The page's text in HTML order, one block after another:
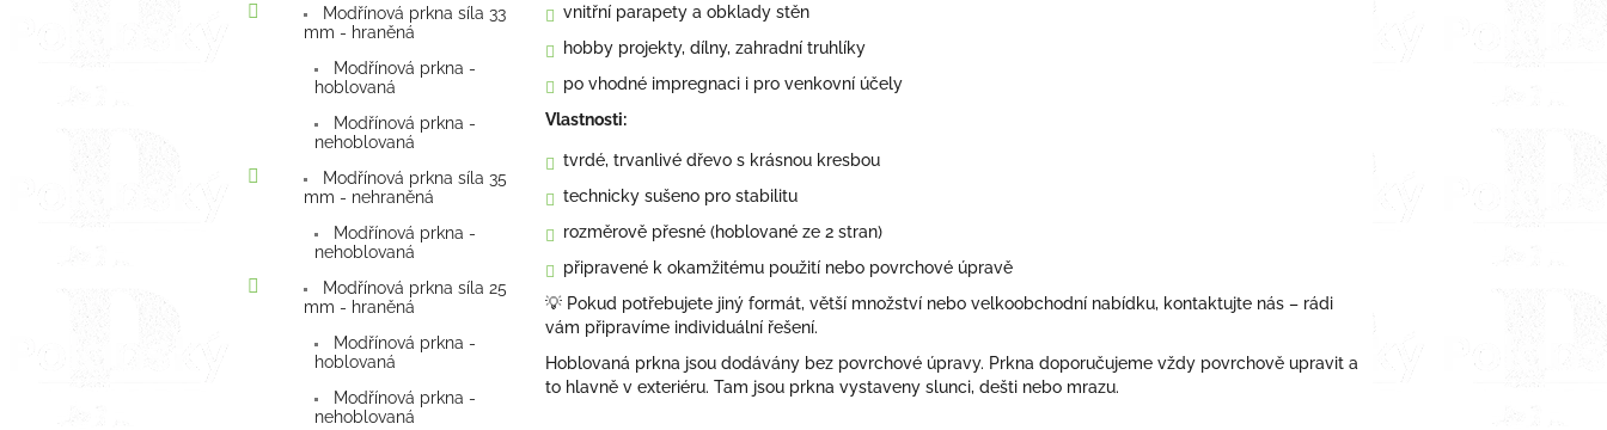
Modřínová prkna síla 33
mm - hraněná
Modřínová prkna -
hoblovaná
Modřínová prkna -
nehoblovaná
Modřínová prkna síla 35
mm - nehraněná
Modřínová prkna -
nehoblovaná
Modřínová prkna síla 25
mm - hraněná
Modřínová prkna -
hoblovaná
Modřínová prkna -
nehoblovaná
vnitřní parapety a obklady stěn
hobby projekty, dílny, zahradní truhlíky
po vhodné impregnaci i pro venkovní účely
Vlastnosti:
tvrdé, trvanlivé dřevo s krásnou kresbou
technicky sušeno pro stabilitu
rozměrově přesné (hoblované ze 2 stran)
připravené k okamžitému použití nebo povrchové úpravě
💡 Pokud potřebujete jiný formát, větší množství nebo velkoobchodní nabídku, kontaktujte nás – rádi
vám připravíme individuální řešení.
Hoblovaná prkna jsou dodávány bez povrchové úpravy. Prkna doporučujeme vždy povrchově upravit a
to hlavně v exteriéru. Tam jsou prkna vystaveny slunci, dešti nebo mrazu.